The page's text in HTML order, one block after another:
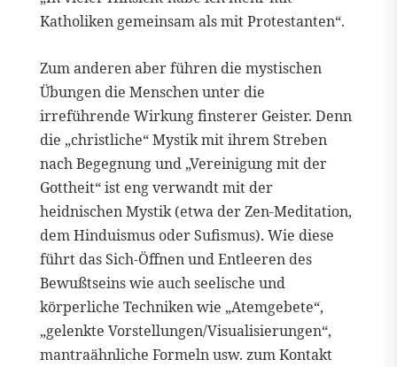
Katholiken gemeinsam als mit Protestanten“.
Zum anderen aber führen die mystischen
Übungen die Menschen unter die
irreführende Wirkung finsterer Geister. Denn
die „christliche“ Mystik mit ihrem Streben
nach Begegnung und „Vereinigung mit der
Gottheit“ ist eng verwandt mit der
heidnischen Mystik (etwa der Zen-Meditation,
dem Hinduismus oder Sufismus). Wie diese
führt das Sich-Öffnen und Entleeren des
Bewußtseins wie auch seelische und
körperliche Techniken wie „Atemgebete“,
„gelenkte Vorstellungen/Visualisierungen“,
mantraähnliche Formeln usw. zum Kontakt